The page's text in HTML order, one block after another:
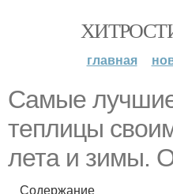
главная
Самые
теплицы
лета и зимы.
Содержание